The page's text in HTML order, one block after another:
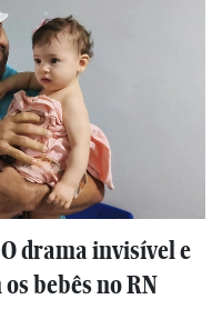
drama invisível e
bebês no RN